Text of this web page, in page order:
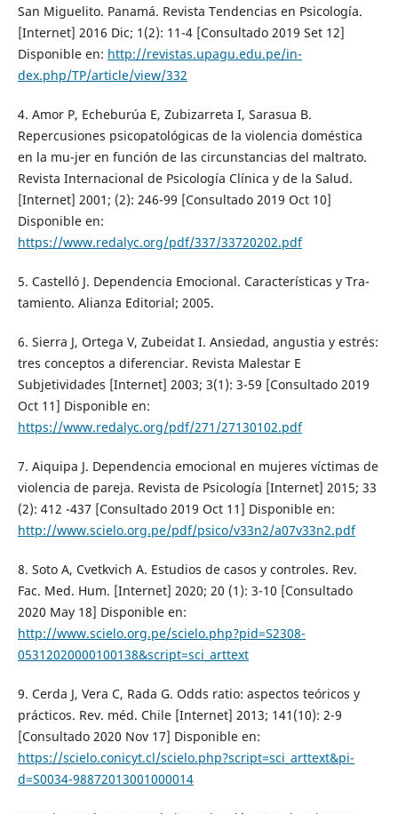
San Miguelito. Panamá. Revista Tendencias en Psicología.
[Internet] 2016 Dic; 1(2): 11-4 [Consultado 2019 Set 12]
Disponible en: http://revistas.upagu.edu.pe/in-
dex.php/TP/article/view/332
4. Amor P, Echeburúa E, Zubizarreta I, Sarasua B.
Repercusiones psicopatológicas de la violencia doméstica
en la mu-jer en función de las circunstancias del maltrato.
Revista Internacional de Psicología Clínica y de la Salud.
[Internet] 2001; (2): 246-99 [Consultado 2019 Oct 10]
Disponible en:
https://www.redalyc.org/pdf/337/33720202.pdf
5. Castelló J. Dependencia Emocional. Características y Tra-
tamiento. Alianza Editorial; 2005.
6. Sierra J, Ortega V, Zubeidat I. Ansiedad, angustia y estrés:
tres conceptos a diferenciar. Revista Malestar E
Subjetividades [Internet] 2003; 3(1): 3-59 [Consultado 2019
Oct 11] Disponible en:
https://www.redalyc.org/pdf/271/27130102.pdf
7. Aiquipa J. Dependencia emocional en mujeres víctimas de
violencia de pareja. Revista de Psicología [Internet] 2015; 33
(2): 412 -437 [Consultado 2019 Oct 11] Disponible en:
http://www.scielo.org.pe/pdf/psico/v33n2/a07v33n2.pdf
8. Soto A, Cvetkvich A. Estudios de casos y controles. Rev.
Fac. Med. Hum. [Internet] 2020; 20 (1): 3-10 [Consultado
2020 May 18] Disponible en:
http://www.scielo.org.pe/scielo.php?pid=S2308-
05312020000100138&script=sci_arttext
9. Cerda J, Vera C, Rada G. Odds ratio: aspectos teóricos y
prácticos. Rev. méd. Chile [Internet] 2013; 141(10): 2-9
[Consultado 2020 Nov 17] Disponible en:
https://scielo.conicyt.cl/scielo.php?script=sci_arttext&pi-
d=S0034-98872013001000014